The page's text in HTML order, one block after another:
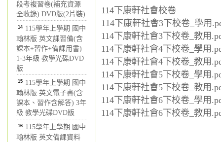
段考複習卷(補充資源
全收錄) DVD版(2片裝)
14 115學年上學期 國中
翰林版 英文課習備(含
課本+習作+備課用書)
1-3年級 教學光碟DVD
版
15 115學年上學期 國中
翰林版 英文電子書(含
課本、習作含解答) 3年
級 教學光碟DVD版
16 115學年上學期 國中
翰林版 英文備課資料
114下康軒社會校卷
114下康軒社會3下校卷_學用
114下康軒社會3下校卷_教用
114下康軒社會4下校卷_學用
114下康軒社會4下校卷_教用
114下康軒社會5下校卷_學用
114下康軒社會5下校卷_教用
114下康軒社會6下校卷_學用
114下康軒社會6下校卷_教用